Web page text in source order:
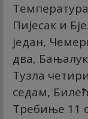
Пијесак и
један,
два,
Тузла
седам,
Требиње 11